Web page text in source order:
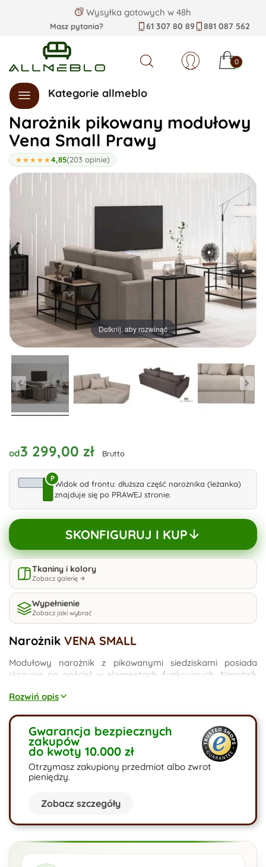
Wysyłka gotowych w 48h
Masz pytania? 61 307 80 89 881 087 562
Szukaj 0
Kategorie allmeblo
Narożnik pikowany modułowy
Vena Small Prawy
★★★★★4,85(203 opinie)
Dotknij, aby rozwinąć
od3 299,00 zł Brutto
P
Widok od frontu: dłuższa część narożnika (leżanka)
znajduje się po PRAWEJ stronie.
SKONFIGURUJ I KUP
Tkaniny i kolory
Zobacz galerię
Wypełnienie
Zobacz jaki wybrać
Narożnik VENA SMALL
Modułowy narożnik z pikowanymi siedziskami posiada
skrzynie na pościel w elementach funkcyjnych. Narożnik
mimo swojej dużej głębokości aż 100cm dodają lekkości.
nowoczesne wnętrza mniejszych salonów. Występuje
również w opcji Vena dla większych wnętrz.
Rozwiń opis
Gwarancja bezpiecznych
zakupów
do kwoty 10.000 zł
Otrzymasz zakupiony przedmiot albo zwrot
pieniędzy.
Zobacz szczegóły